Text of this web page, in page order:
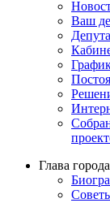
Ваш
Глава города